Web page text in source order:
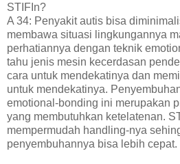
STIFIn?
A 34: Penyakit autis bisa
membawa situasi lingkungannya
perhatiannya dengan teknik
tahu jenis mesin kecerdasan
cara untuk mendekatinya dan
untuk mendekatinya.
emotional-bonding ini merupakan
yang membutuhkan ketelatenan.
mempermudah handling-nya
penyembuhannya bisa lebih cepat.